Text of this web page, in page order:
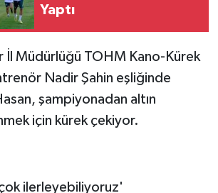
Yaptı
İl Müdürlüğü TOHM Kano-Kürek
Nadir Şahin eşliğinde
şampiyonadan altın
için kürek çekiyor.
ilerleyebiliyoruz'